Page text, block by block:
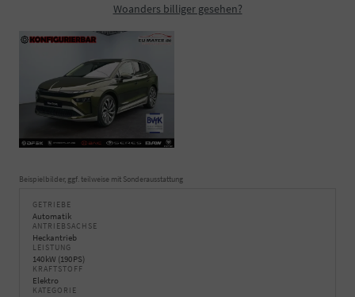
Woanders billiger gesehen?
Beispielbilder, ggf. teilweise mit Sonderausstattung
GETRIEBE
Automatik
ANTRIEBSACHSE
Heckantrieb
LEISTUNG
140 kW (190 PS)
KRAFTSTOFF
Elektro
KATEGORIE